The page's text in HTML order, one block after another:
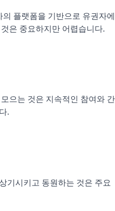
플랫폼을 기반으로 유권자에
은 중요하지만 어렵습니다.
으는 것은 지속적인 참여와 간
.
기시키고 동원하는 것은 주요